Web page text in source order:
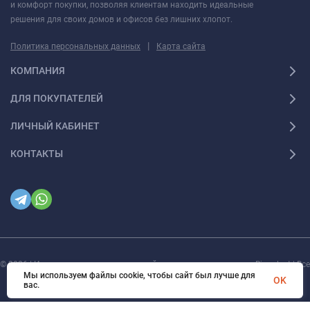
и комфорт покупки, позволяя клиентам находить идеальные
решения для своих домов и офисов без лишних хлопот.
Политика персональных данных | Карта сайта
КОМПАНИЯ
ДЛЯ ПОКУПАТЕЛЕЙ
ЛИЧНЫЙ КАБИНЕТ
КОНТАКТЫ
© 2026 | Интернет магазин инженерной сантехники и электрики Rigaplast | Все
права защищены
Мы используем файлы cookie, чтобы сайт был лучше для
вас.
OK